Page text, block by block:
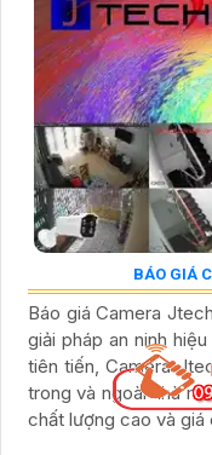
BÁO GIÁ
Báo giá Camera
giải pháp an ninh
tiên tiến, Camera
trong và ngoài nhà
chất lượng cao và giá